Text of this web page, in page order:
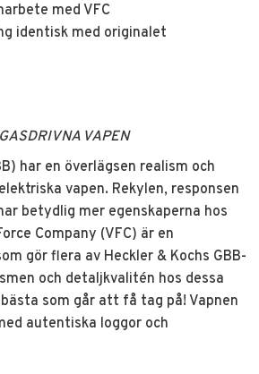
med VFC
identisk med originalet
VAPEN
har en överlägsen realism och
vapen. Rekylen, responsen
betydlig mer egenskaperna hos
Company (VFC) är en
gör flera av Heckler & Kochs GBB-
och detaljkvalitén hos dessa
som går att få tag på! Vapnen
autentiska loggor och